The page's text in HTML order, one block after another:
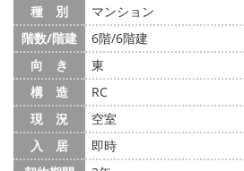
種 別
マンション
階数/階建
6階/6階建
向 き
東
構 造
RC
現 況
空室
入 居
即時